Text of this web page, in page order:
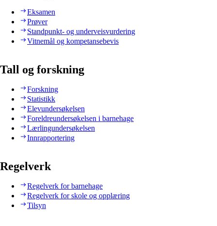
Eksamen
Prøver
Standpunkt- og underveisvurdering
Vitnemål og kompetansebevis
Tall og forskning
Forskning
Statistikk
Elevundersøkelsen
Foreldreundersøkelsen i barnehage
Lærlingundersøkelsen
Innrapportering
Regelverk
Regelverk for barnehage
Regelverk for skole og opplæring
Tilsyn